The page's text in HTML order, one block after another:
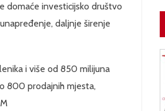
domaće investicijsko društvo
daljnje širenje
i više od 850 milijuna
800 prodajnih mjesta,